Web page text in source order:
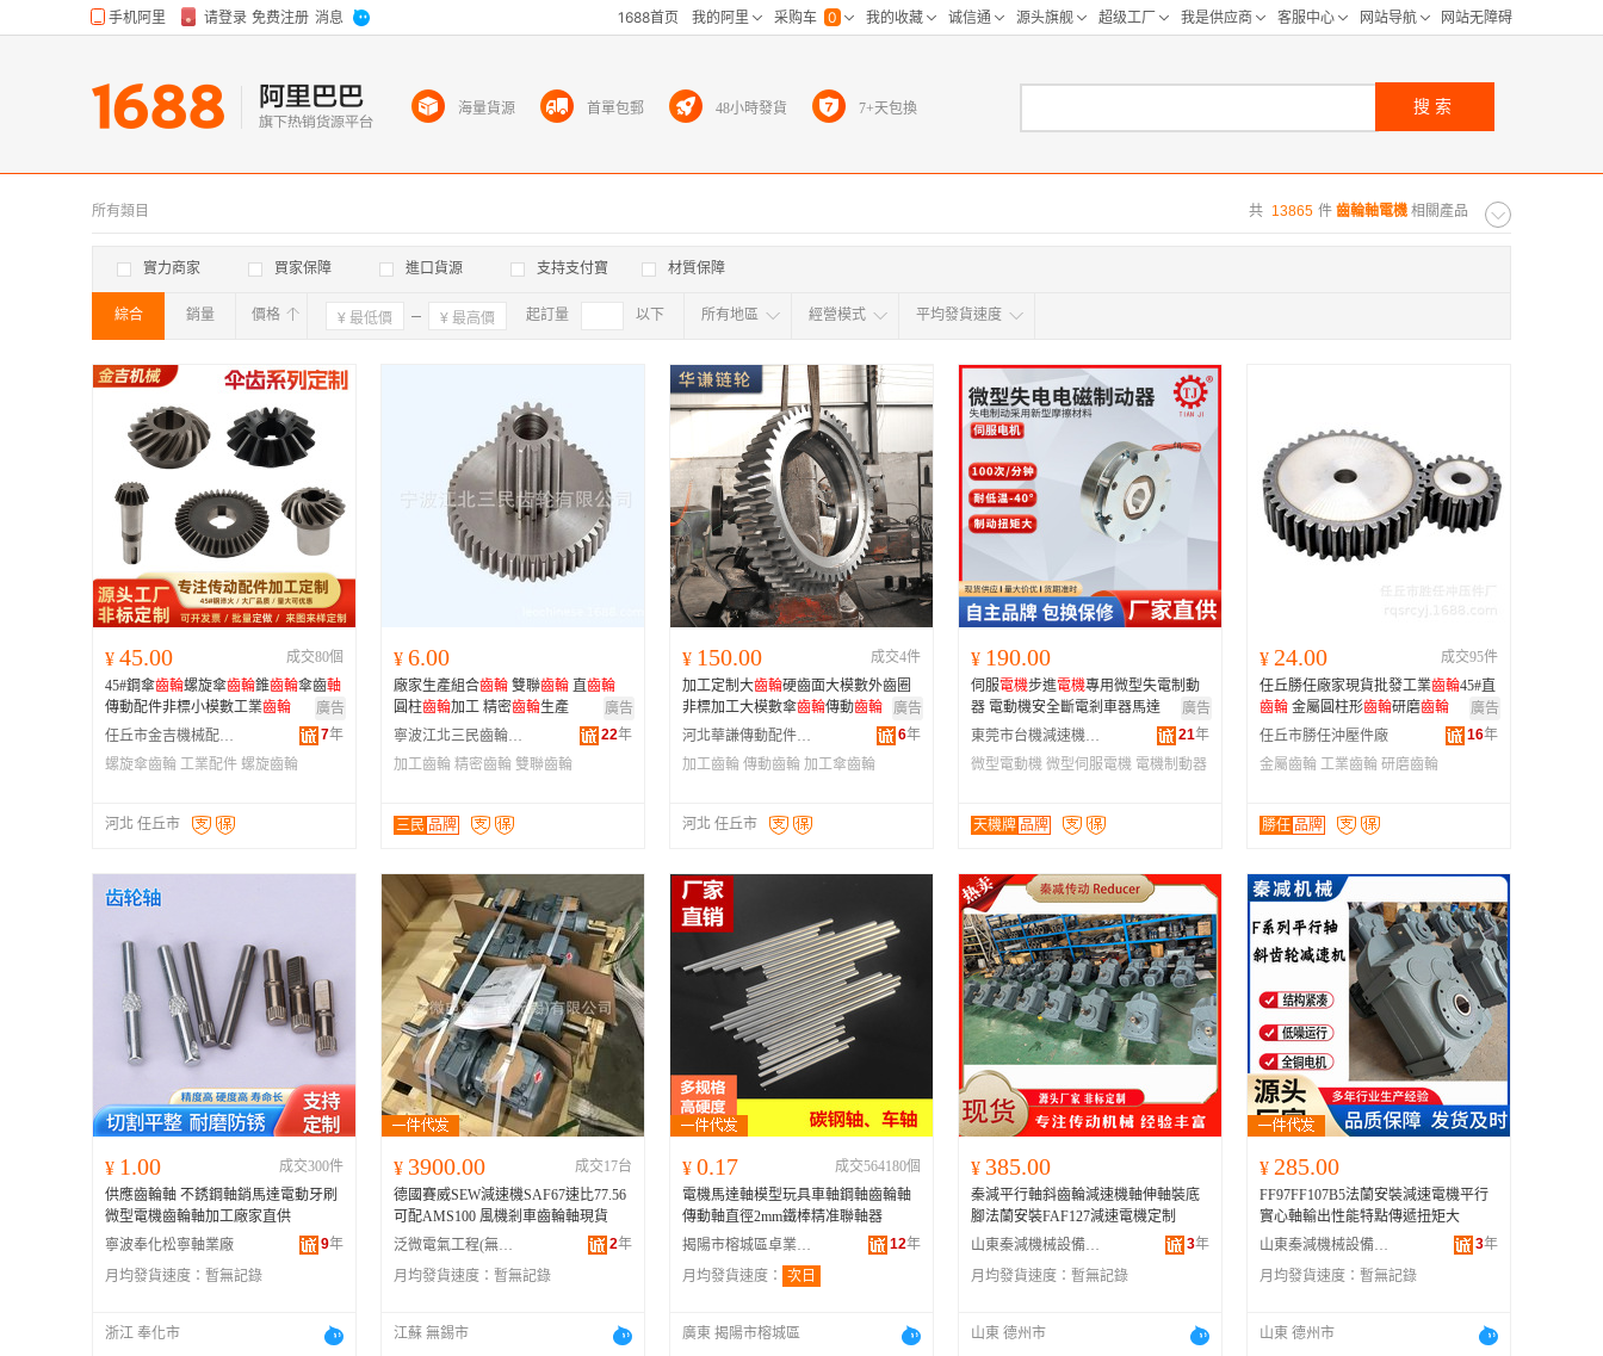
共 13865 件 齒輪軸電機 相關產品
所有類目
實力商家 買家保障 進口貨源 支持支付寶 材質保障
綜合 銷量 價格 確定 起訂量 以下
確定 所有地區
所有地区 采购距离:
华东区 华南区
海外 北京 上海 天津 重庆
广东 浙江 江苏 山东 河北
河南 福建 辽宁
山西 海南 内蒙古 吉林 黑龙江
青海 四川
贵州 西藏 澳门 台湾
經營模式 平均發貨速度
¥ 45.00
成交80個
45#鋼傘齒輪螺旋傘齒輪錐齒輪傘齒軸
傳動配件非標小模數工業齒輪
廣告
任丘市金吉機械配件有限公司
7年
螺旋傘齒輪 工業配件 螺旋齒輪
河北 任丘市
¥ 6.00
廠家生產組合齒輪 雙聯齒輪 直齒輪
圓柱齒輪加工 精密齒輪生產
廣告
寧波江北三民齒輪有限公司
22年
加工齒輪 精密齒輪 雙聯齒輪
三民 品牌
¥ 150.00
成交4件
加工定制大齒輪硬齒面大模數外齒圈
非標加工大模數傘齒輪傳動齒輪
廣告
河北華謙傳動配件有限公司
6年
加工齒輪 傳動齒輪 加工傘齒輪
河北 任丘市
¥ 190.00
伺服電機步進電機專用微型失電制動
器 電動機安全斷電剎車器馬達
廣告
東莞市台機減速機有限公司
21年
微型電動機 微型伺服電機 電機制動器
天機牌 品牌
¥ 24.00
成交95件
任丘勝任廠家現貨批發工業齒輪45#直
齒輪 金屬圓柱形齒輪研磨齒輪
廣告
任丘市勝任沖壓件廠
16年
金屬齒輪 工業齒輪 研磨齒輪
勝任 品牌
¥ 1.00
成交300件
供應齒輪軸 不銹鋼軸銷馬達電動牙刷
微型電機齒輪軸加工廠家直供
寧波奉化松寧軸業廠
9年
月均發貨速度： 暫無記錄
浙江 奉化市
¥ 3900.00
成交17台
德國賽威SEW減速機SAF67速比77.56
可配AMS100 風機剎車齒輪軸現貨
泛微電氣工程(無錫)有限公司
2年
月均發貨速度： 暫無記錄
江蘇 無錫市
¥ 0.17
成交564180個
電機馬達軸模型玩具車軸鋼軸齒輪軸
傳動軸直徑2mm鐵棒精准聯軸器
揭陽市榕城區卓業微型電機廠
12年
月均發貨速度：
次日
廣東 揭陽市榕城區
¥ 385.00
秦減平行軸斜齒輪減速機軸伸軸裝底
腳法蘭安裝FAF127減速電機定制
山東秦減機械設備有限公司
3年
月均發貨速度： 暫無記錄
山東 德州市
¥ 285.00
FF97FF107B5法蘭安裝減速電機平行
實心軸輸出性能特點傳遞扭矩大
山東秦減機械設備有限公司
3年
月均發貨速度： 暫無記錄
山東 德州市
海量貨源 首單包郵 48小時發貨 7+天包換 搜索